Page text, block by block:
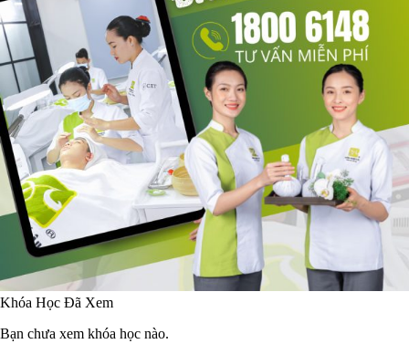
Khóa Học Đã Xem
Bạn chưa xem khóa học nào.